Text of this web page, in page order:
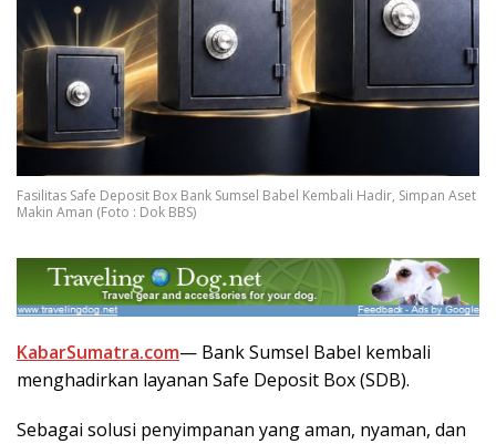
Fasilitas Safe Deposit Box Bank Sumsel Babel Kembali Hadir, Simpan Aset
Makin Aman (Foto : Dok BBS)
KabarSumatra.com— Bank Sumsel Babel kembali
menghadirkan layanan Safe Deposit Box (SDB).
Sebagai solusi penyimpanan yang aman, nyaman, dan